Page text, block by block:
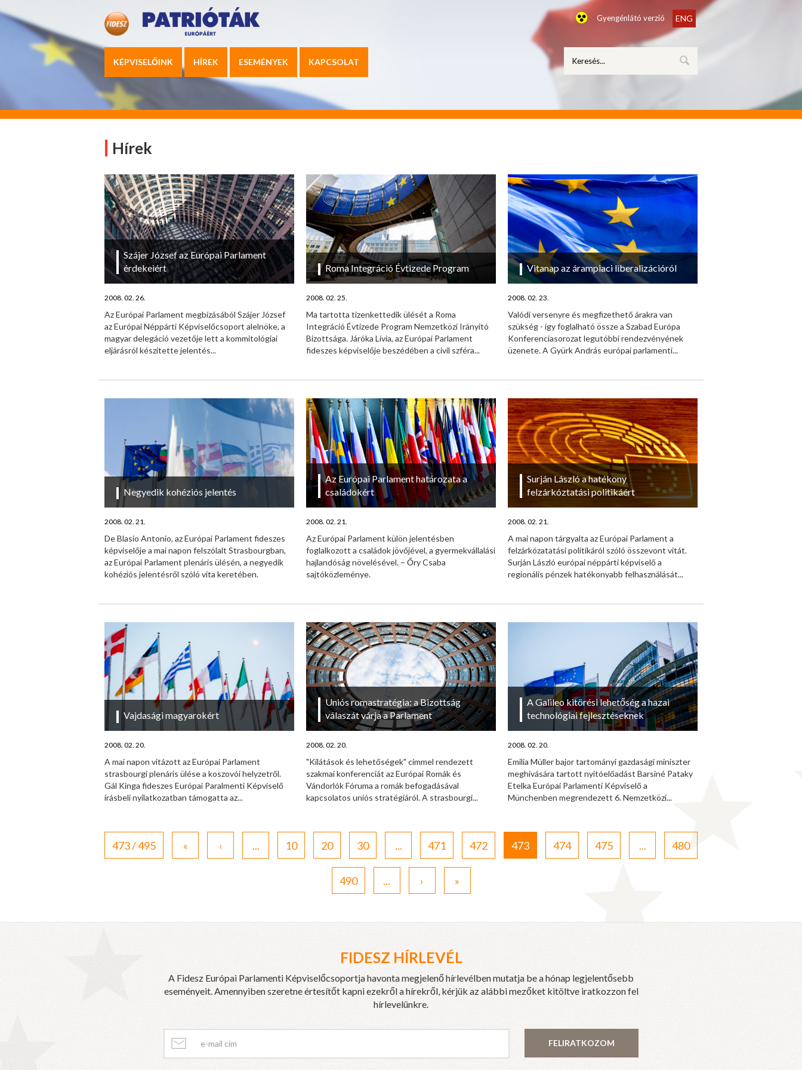
Gyengénlátó verzió ENG
KÉPVISELŐINK HÍREK ESEMÉNYEK KAPCSOLAT
Hírek
Szájer József az Európai Parlament
érdekeiért
2008. 02. 26.
Az Európai Parlament megbízásából Szájer József
az Európai Néppárti Képviselőcsoport alelnöke, a
magyar delegáció vezetője lett a kommitológiai
eljárásról készítette jelentés...
Roma Integráció Évtizede Program
2008. 02. 25.
Ma tartotta tizenkettedik ülését a Roma
Integráció Évtizede Program Nemzetközi Irányító
Bizottsága. Járóka Lívia, az Európai Parlament
fideszes képviselője beszédében a civil szféra...
Vitanap az árampiaci liberalizációról
2008. 02. 23.
Valódi versenyre és megfizethető árakra van
szükség - így foglalható össze a Szabad Európa
Konferenciasorozat legutóbbi rendezvényének
üzenete. A Gyürk András európai parlamenti...
Negyedik kohéziós jelentés
2008. 02. 21.
De Blasio Antonio, az Európai Parlament fideszes
képviselője a mai napon felszólalt Strasbourgban,
az Európai Parlament plenáris ülésén, a negyedik
kohéziós jelentésről szóló vita keretében.
Az Európai Parlament határozata a
családokért
2008. 02. 21.
Az Európai Parlament külön jelentésben
foglalkozott a családok jövőjével, a gyermekvállalási
hajlandóság növelésével. – Őry Csaba
sajtóközleménye.
Surján László a hatékony
felzárkóztatási politikáért
2008. 02. 21.
A mai napon tárgyalta az Európai Parlament a
felzárkózatatási politikáról szóló összevont vitát.
Surján László európai néppárti képviselő a
regionális pénzek hatékonyabb felhasználását...
Vajdasági magyarokért
2008. 02. 20.
A mai napon vitázott az Európai Parlament
strasbourgi plenáris ülése a koszovói helyzetről.
Gál Kinga fideszes Európai Paralmenti Képviselő
írásbeli nyilatkozatban támogatta az...
Uniós romastratégia: a Bizottság
válaszát várja a Parlament
2008. 02. 20.
"Kilátások és lehetőségek" címmel rendezett
szakmai konferenciát az Európai Romák és
Vándorlók Fóruma a romák befogadásával
kapcsolatos uniós stratégiáról. A strasbourgi...
A Galileo kitörési lehetőség a hazai
technológiai fejlesztéseknek
2008. 02. 20.
Emilia Müller bajor tartományi gazdasági miniszter
meghívására tartott nyitóelőadást Barsiné Pataky
Etelka Európai Parlamenti Képviselő a
Münchenben megrendezett 6. Nemzetközi...
473 / 495 « ‹ ... 10 20 30 ... 471 472 473 474 475 ... 480
490 ... › »
FIDESZ HÍRLEVÉL
A Fidesz Európai Parlamenti Képviselőcsoportja havonta megjelenő hírlevélben mutatja be a hónap legjelentősebb
eseményeit. Amennyiben szeretne értesítőt kapni ezekről a hírekről, kérjük az alábbi mezőket kitöltve iratkozzon fel
hírlevelünkre.
FELIRATKOZOM